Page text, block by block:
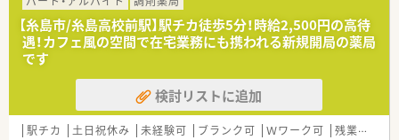
【糸島市/糸島高校前駅】駅チカ徒歩5分！時給2,500円の高待
遇！カフェ風の空間で在宅業務にも携われる新規開局の薬局
です
検討リストに追加
駅チカ 土日祝休み 未経験可 ブランク可 Ｗワーク可 残業なし(ほぼなし含む)